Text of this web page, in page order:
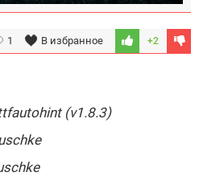
1 В избранное +2
(v1.8.3)